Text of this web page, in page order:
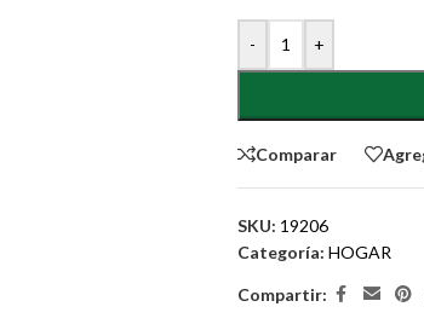
- +
Comparar
SKU: 19206
Categoría: HOGAR
Compartir: